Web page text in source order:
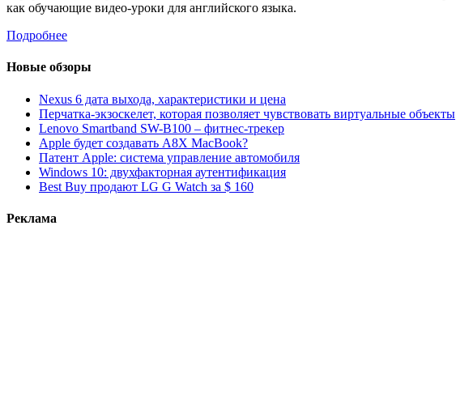
как обучающие видео-уроки для английского языка.
Подробнее
Новые обзоры
Nexus 6 дата выхода, характеристики и цена
Перчатка-экзоскелет, которая позволяет чувствовать виртуальные объекты
Lenovo Smartband SW-B100 – фитнес-трекер
Apple будет создавать A8X MacBook?
Патент Apple: система управление автомобиля
Windows 10: двухфакторная аутентификация
Best Buy продают LG G Watch за $ 160
Реклама